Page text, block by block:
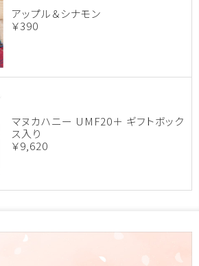
アップル＆シナモン
￥390
マヌカハニー UMF20＋ ギフトボック
ス入り
￥9,620